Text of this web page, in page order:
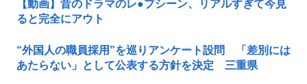
【動画】昔のドラマのレ●プシーン、リアルすぎて今見
ると完全にアウト
“外国人の職員採用”を巡りアンケート設問 「差別には
あたらない」として公表する方針を決定 三重県